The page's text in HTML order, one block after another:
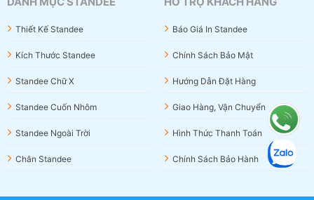
Thiết Kế Standee
Kích Thước Standee
Standee Chữ X
Standee Cuốn Nhôm
Standee Ngoài Trời
Chân Standee
Báo Giá In Standee
Chính Sách Bảo Mật
Hướng Dẫn Đặt Hàng
Giao Hàng, Vận Chuyển
Hình Thức Thanh Toán
Chính Sách Bảo Hành